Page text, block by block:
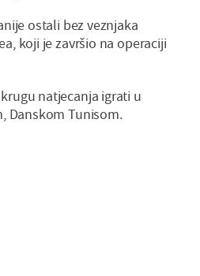
ostali bez veznjaka
koji je završio na operaciji
natjecanja igrati u
Danskom Tunisom.